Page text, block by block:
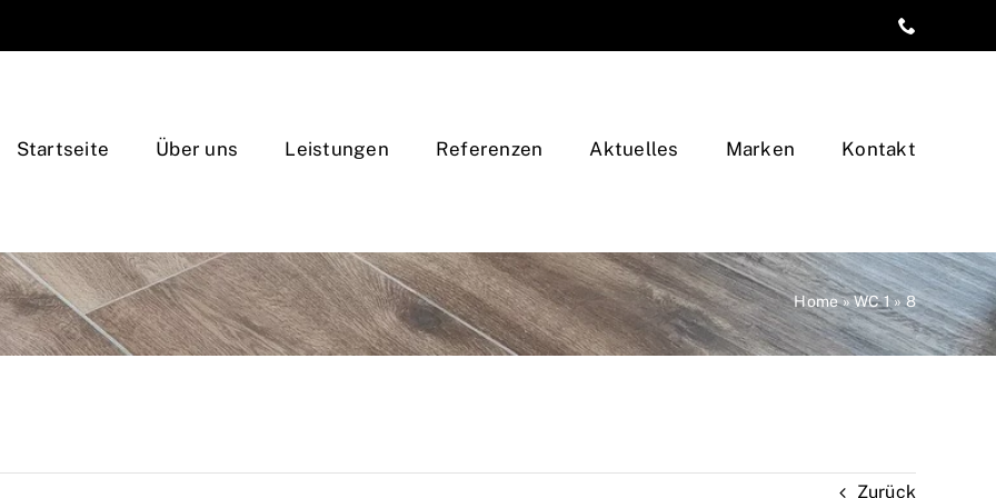
Startseite Über uns Leistungen Referenzen Aktuelles Marken Kontakt
Home»WC 1»8
Zurück